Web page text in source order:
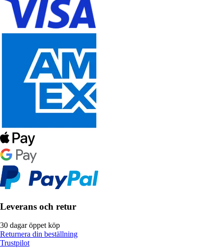
Leverans och retur
30 dagar öppet köp
Returnera din beställning
Trustpilot